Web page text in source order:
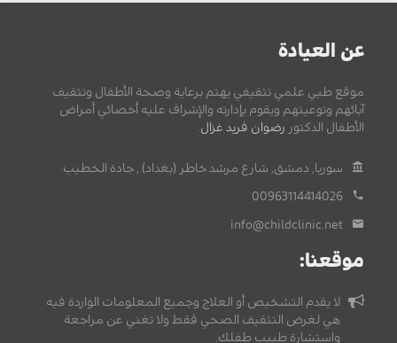
عن العيادة
موقع طبي علمي تثقيفي يهتم برعاية وصحة الأطفال وتثقيف
آبائهم وتوعيتهم ويقوم بإدارته والإشراف عليه أخصائي أمراض
الأطفال الدكتور رضوان فريد غزال
سوريا, دمشق, شارع مرشد خاطر (بغداد) , جادة الخطيب.
00963114414026
info@childclinic.net
موقعنا:
لا يقدم التشخيص أو العلاج وجميع المعلومات الواردة فيه
هي لغرض التثقيف الصحي فقط ولا تغني عن مراجعة
واستشارة طبيب طفلك.